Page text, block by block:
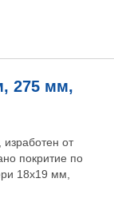
275 мм,
от
покритие по
18х19 мм,